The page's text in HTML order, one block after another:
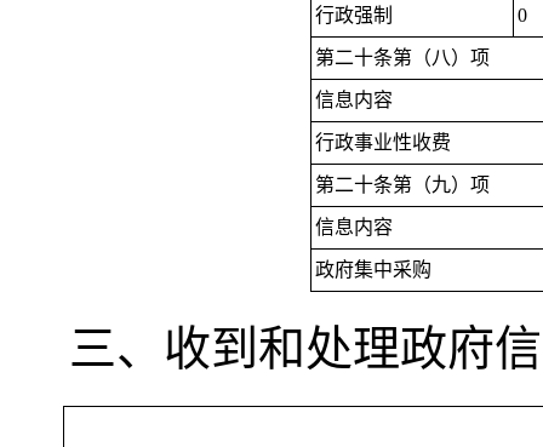
行政强制 0
第二十条第（八）项
信息内容
行政事业性收费
第二十条第（九）项
信息内容
政府集中采购
三、收到和处理政府